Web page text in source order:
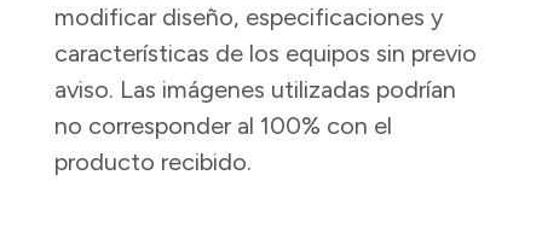
modificar diseño, especificaciones y
características de los equipos sin previo
aviso. Las imágenes utilizadas podrían
no corresponder al 100% con el
producto recibido.